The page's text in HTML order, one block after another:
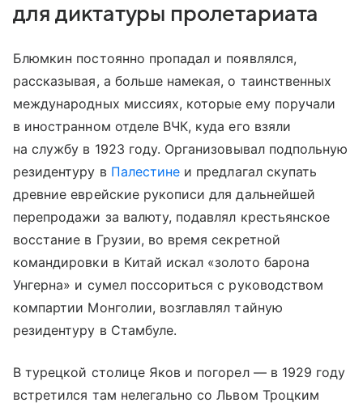
для диктатуры пролетариата
Блюмкин постоянно пропадал и появлялся,
рассказывая, а больше намекая, о таинственных
международных миссиях, которые ему поручали
в иностранном отделе ВЧК, куда его взяли
на службу в 1923 году. Организовывал подпольную
резидентуру в Палестине и предлагал скупать
древние еврейские рукописи для дальнейшей
перепродажи за валюту, подавлял крестьянское
восстание в Грузии, во время секретной
командировки в Китай искал «золото барона
Унгерна» и сумел поссориться с руководством
компартии Монголии, возглавлял тайную
резидентуру в Стамбуле.
В турецкой столице Яков и погорел — в 1929 году
встретился там нелегально со Львом Троцким